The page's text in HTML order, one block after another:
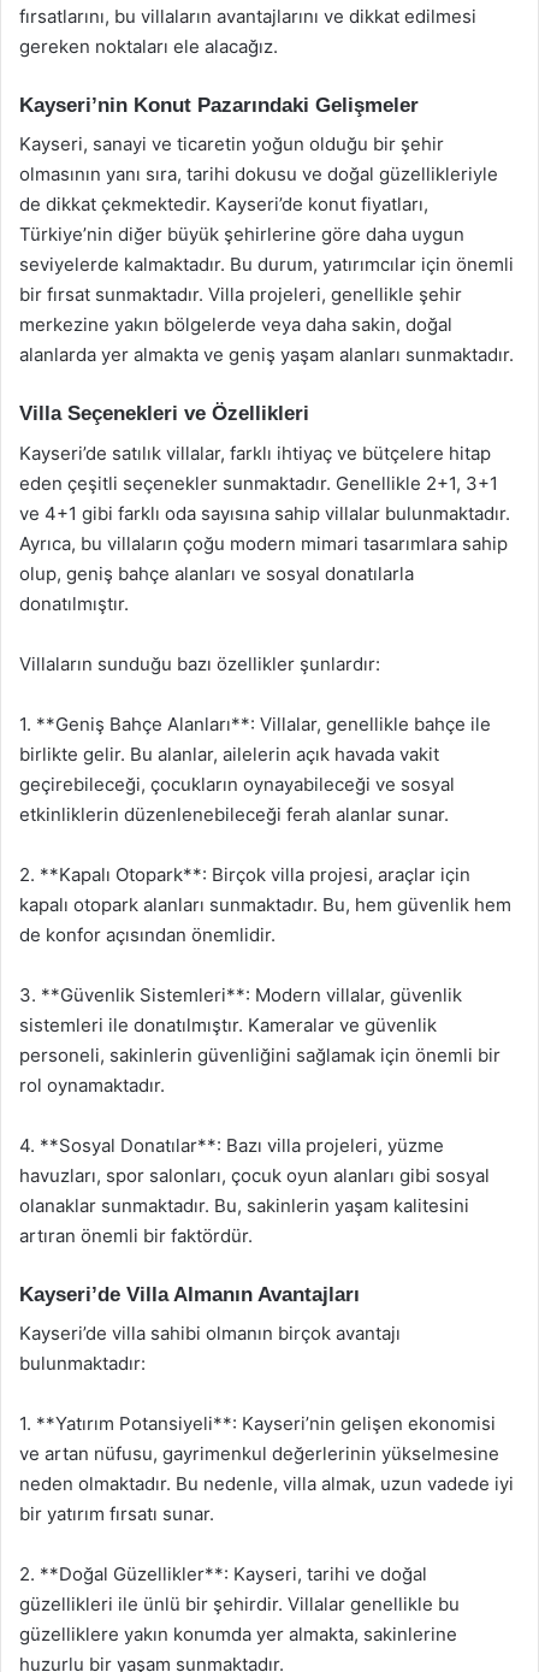
fırsatlarını, bu villaların avantajlarını ve dikkat edilmesi
gereken noktaları ele alacağız.
Kayseri’nin Konut Pazarındaki Gelişmeler
Kayseri, sanayi ve ticaretin yoğun olduğu bir şehir
olmasının yanı sıra, tarihi dokusu ve doğal güzellikleriyle
de dikkat çekmektedir. Kayseri’de konut fiyatları,
Türkiye’nin diğer büyük şehirlerine göre daha uygun
seviyelerde kalmaktadır. Bu durum, yatırımcılar için önemli
bir fırsat sunmaktadır. Villa projeleri, genellikle şehir
merkezine yakın bölgelerde veya daha sakin, doğal
alanlarda yer almakta ve geniş yaşam alanları sunmaktadır.
Villa Seçenekleri ve Özellikleri
Kayseri’de satılık villalar, farklı ihtiyaç ve bütçelere hitap
eden çeşitli seçenekler sunmaktadır. Genellikle 2+1, 3+1
ve 4+1 gibi farklı oda sayısına sahip villalar bulunmaktadır.
Ayrıca, bu villaların çoğu modern mimari tasarımlara sahip
olup, geniş bahçe alanları ve sosyal donatılarla
donatılmıştır.
Villaların sunduğu bazı özellikler şunlardır:
1. **Geniş Bahçe Alanları**: Villalar, genellikle bahçe ile
birlikte gelir. Bu alanlar, ailelerin açık havada vakit
geçirebileceği, çocukların oynayabileceği ve sosyal
etkinliklerin düzenlenebileceği ferah alanlar sunar.
2. **Kapalı Otopark**: Birçok villa projesi, araçlar için
kapalı otopark alanları sunmaktadır. Bu, hem güvenlik hem
de konfor açısından önemlidir.
3. **Güvenlik Sistemleri**: Modern villalar, güvenlik
sistemleri ile donatılmıştır. Kameralar ve güvenlik
personeli, sakinlerin güvenliğini sağlamak için önemli bir
rol oynamaktadır.
4. **Sosyal Donatılar**: Bazı villa projeleri, yüzme
havuzları, spor salonları, çocuk oyun alanları gibi sosyal
olanaklar sunmaktadır. Bu, sakinlerin yaşam kalitesini
artıran önemli bir faktördür.
Kayseri’de Villa Almanın Avantajları
Kayseri’de villa sahibi olmanın birçok avantajı
bulunmaktadır:
1. **Yatırım Potansiyeli**: Kayseri’nin gelişen ekonomisi
ve artan nüfusu, gayrimenkul değerlerinin yükselmesine
neden olmaktadır. Bu nedenle, villa almak, uzun vadede iyi
bir yatırım fırsatı sunar.
2. **Doğal Güzellikler**: Kayseri, tarihi ve doğal
güzellikleri ile ünlü bir şehirdir. Villalar genellikle bu
güzelliklere yakın konumda yer almakta, sakinlerine
huzurlu bir yaşam sunmaktadır.